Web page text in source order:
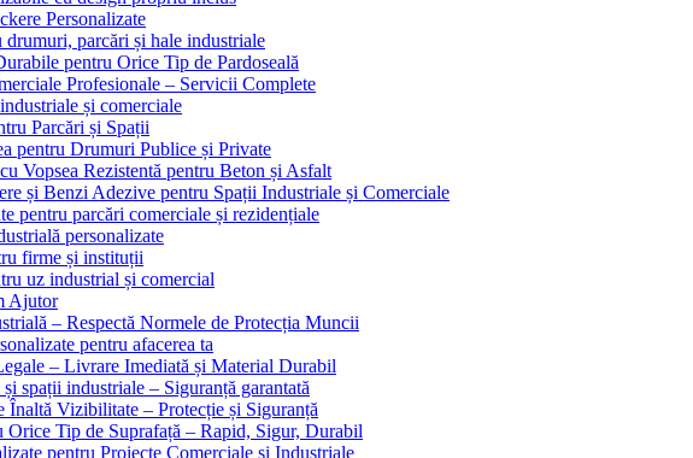
Personalizate
drumuri, parcări și hale industriale
pentru Orice Tip de Pardoseală
Profesionale – Servicii Complete
și comerciale
Parcări și Spații
pentru Drumuri Publice și Private
Vopsea Rezistentă pentru Beton și Asfalt
și Benzi Adezive pentru Spații Industriale și Comerciale
pentru parcări comerciale și rezidențiale
personalizate
firme și instituții
uz industrial și comercial
Ajutor
– Respectă Normele de Protecția Muncii
pentru afacerea ta
– Livrare Imediată și Material Durabil
spații industriale – Siguranță garantată
Înaltă Vizibilitate – Protecție și Siguranță
Orice Tip de Suprafață – Rapid, Sigur, Durabil
pentru Proiecte Comerciale și Industriale